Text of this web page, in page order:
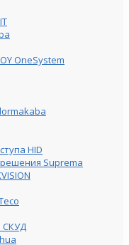
OneSystem
HID
Suprema
СКУД